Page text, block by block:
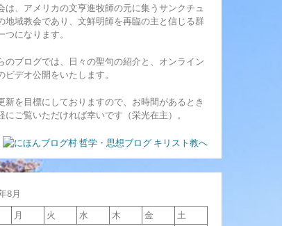
は、アメリカの文亨進牧師の元に集うサンクチュ
地域教会であり、文鮮明師を再臨の主と信じる群
つになります。
のブログでは、日々の聖句の紹介と、オンライン
ビデオ公開をいたします。
新を目標にしておりますので、お時間があるとき
にご覧いただければ幸いです（栄光在主）。
8月
月 火 水 木 金
土